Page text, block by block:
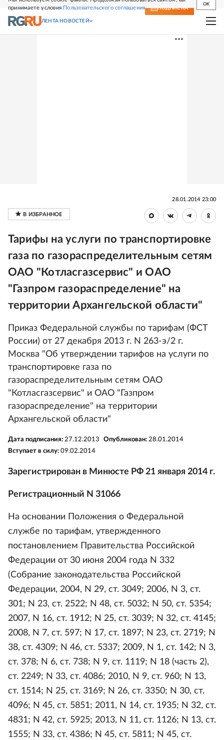
принимаете условия Пользовательского соглашения
OK
СВЕЖИЙ НОМЕР ПОДПИСКА
ЛЕНТА НОВОСТЕЙ
28.01.2014 23:00
Тарифы на услуги по транспортировке
газа по газораспределительным сетям
ОАО "Котласгазсервис" и ОАО
"Газпром газораспределение" на
территории Архангельской области"
Приказ Федеральной службы по тарифам (ФСТ
России) от 27 декабря 2013 г. N 263-э/2 г.
Москва "Об утверждении тарифов на услуги по
транспортировке газа по
газораспределительным сетям ОАО
"Котласгазсервис" и ОАО "Газпром
газораспределение" на территории
Архангельской области"
Дата подписания: 27.12.2013 Опубликован: 28.01.2014
Вступает в силу: 09.02.2014
Зарегистрирован в Минюсте РФ 21 января 2014 г.
Регистрационный N 31066
На основании Положения о Федеральной
службе по тарифам, утвержденного
постановлением Правительства Российской
Федерации от 30 июня 2004 года N 332
(Собрание законодательства Российской
Федерации, 2004, N 29, ст. 3049; 2006, N 3, ст.
301; N 23, ст. 2522; N 48, ст. 5032; N 50, ст. 5354;
2007, N 16, ст. 1912; N 25, ст. 3039; N 32, ст. 4145;
2008, N 7, ст. 597; N 17, ст. 1897; N 23, ст. 2719; N
38, ст. 4309; N 46, ст. 5337; 2009, N 1, ст. 142; N 3,
ст. 378; N 6, ст. 738; N 9, ст. 1119; N 18 (часть 2),
ст. 2249; N 33, ст. 4086; 2010, N 9, ст. 960; N 13,
ст. 1514; N 25, ст. 3169; N 26, ст. 3350; N 30, ст.
4096; N 45, ст. 5851; 2011, N 14, ст. 1935; N 32, ст.
4831; N 42, ст. 5925; 2013, N 11, ст. 1126; N 13, ст.
1555; N 33, ст. 4386; N 45, ст. 5811; N 45, ст.